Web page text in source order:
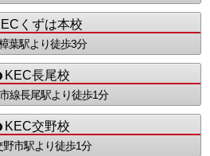
くずは本校
葉駅より徒歩3分
KEC長尾校
線長尾駅より徒歩1分
KEC交野校
野市駅より徒歩1分